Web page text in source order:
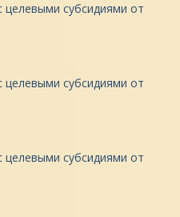
целевыми субсидиями от
целевыми субсидиями от
целевыми субсидиями от